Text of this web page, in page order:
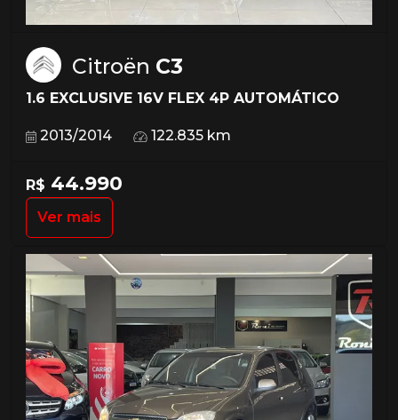
Citroën C3
1.6 EXCLUSIVE 16V FLEX 4P AUTOMÁTICO
2013/2014 122.835 km
R$ 44.990
Ver mais